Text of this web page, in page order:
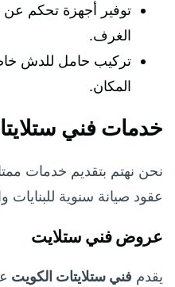
توفير أجهزة تحكم عن
الغرف.
تركيب حامل للدش
المكان.
خدمات فني
نحن نهتم بتقديم خدمات
عقود صيانة سنوية للبنايات
عروض فني ستلايت
يقدم فني ستلايتات الكويت